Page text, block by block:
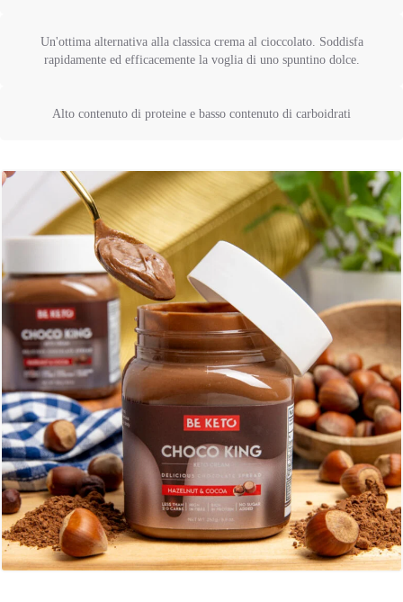
Un'ottima alternativa alla classica crema al cioccolato. Soddisfa
rapidamente ed efficacemente la voglia di uno spuntino dolce.
Alto contenuto di proteine e basso contenuto di carboidrati